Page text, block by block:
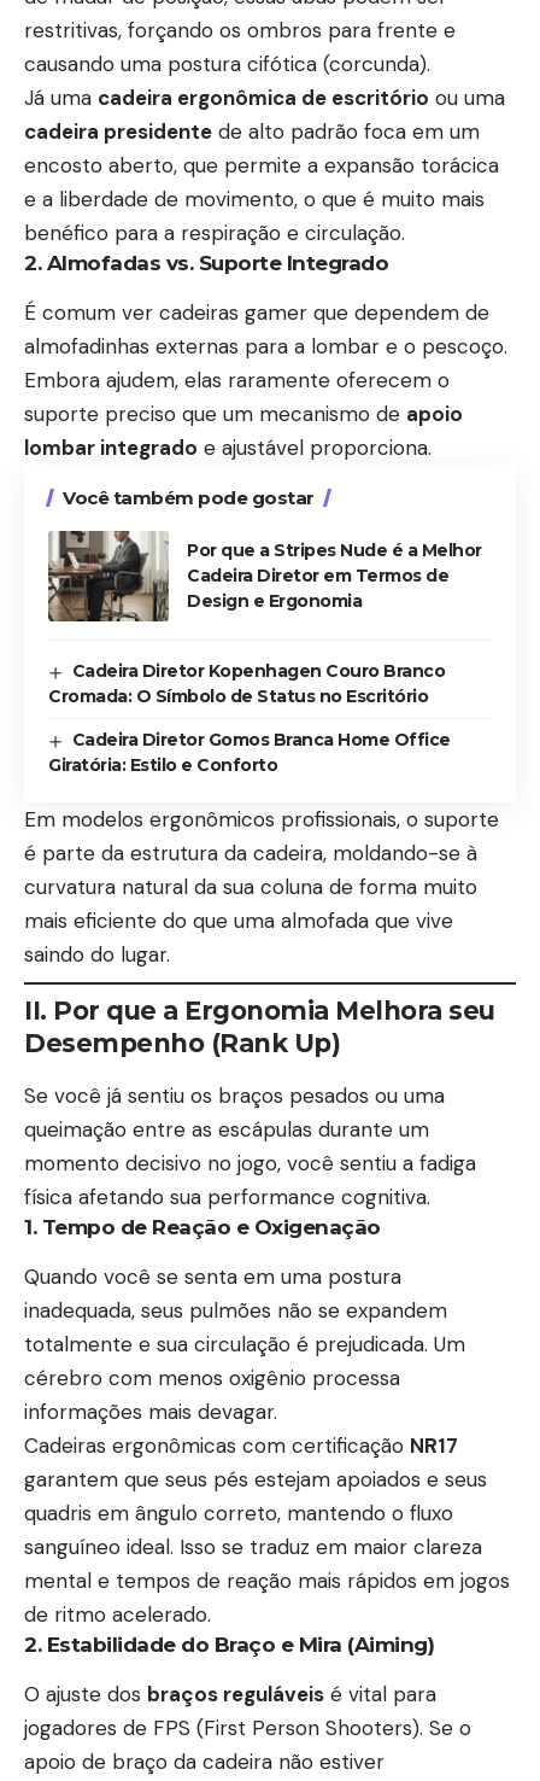
restritivas, forçando os ombros para frente e
causando uma postura cifótica (corcunda).
Já uma cadeira ergonômica de escritório ou uma
cadeira presidente de alto padrão foca em um
encosto aberto, que permite a expansão torácica
e a liberdade de movimento, o que é muito mais
benéfico para a respiração e circulação.
2. Almofadas vs. Suporte Integrado
É comum ver cadeiras gamer que dependem de
almofadinhas externas para a lombar e o pescoço.
Embora ajudem, elas raramente oferecem o
suporte preciso que um mecanismo de apoio
lombar integrado e ajustável proporciona.
Você também pode gostar
Por que a Stripes Nude é a Melhor
Cadeira Diretor em Termos de
Design e Ergonomia
Cadeira Diretor Kopenhagen Couro Branco
Cromada: O Símbolo de Status no Escritório
Cadeira Diretor Gomos Branca Home Office
Giratória: Estilo e Conforto
Em modelos ergonômicos profissionais, o suporte
é parte da estrutura da cadeira, moldando-se à
curvatura natural da sua coluna de forma muito
mais eficiente do que uma almofada que vive
saindo do lugar.
II. Por que a Ergonomia Melhora seu
Desempenho (Rank Up)
Se você já sentiu os braços pesados ou uma
queimação entre as escápulas durante um
momento decisivo no jogo, você sentiu a fadiga
física afetando sua performance cognitiva.
1. Tempo de Reação e Oxigenação
Quando você se senta em uma postura
inadequada, seus pulmões não se expandem
totalmente e sua circulação é prejudicada. Um
cérebro com menos oxigênio processa
informações mais devagar.
Cadeiras ergonômicas com certificação NR17
garantem que seus pés estejam apoiados e seus
quadris em ângulo correto, mantendo o fluxo
sanguíneo ideal. Isso se traduz em maior clareza
mental e tempos de reação mais rápidos em jogos
de ritmo acelerado.
2. Estabilidade do Braço e Mira (Aiming)
O ajuste dos braços reguláveis é vital para
jogadores de FPS (First Person Shooters). Se o
apoio de braço da cadeira não estiver